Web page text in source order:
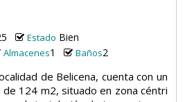
Estado Bien
Almacenes1 Baños2
de Belicena, cuenta con un
124 m2, situado en zona céntri